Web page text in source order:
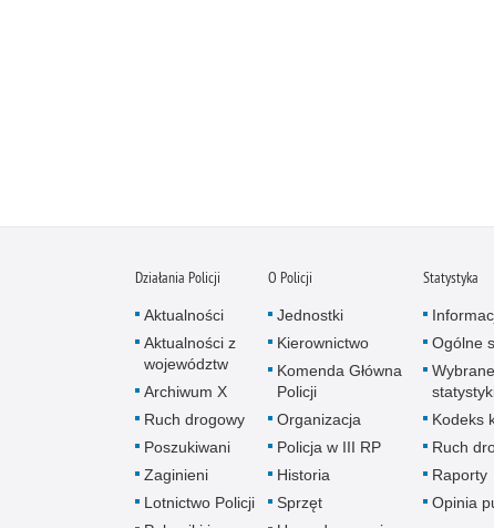
Działania Policji
Aktualności
Aktualności z
województw
Archiwum X
Ruch drogowy
Poszukiwani
Zaginieni
Lotnictwo Policji
O Policji
Jednostki
Kierownictwo
Komenda Główna
Policji
Organizacja
Policja w III RP
Historia
Sprzęt
Statystyka
Ogólne
Wybrane
Kodeks
Ruch
Raporty
Opinia